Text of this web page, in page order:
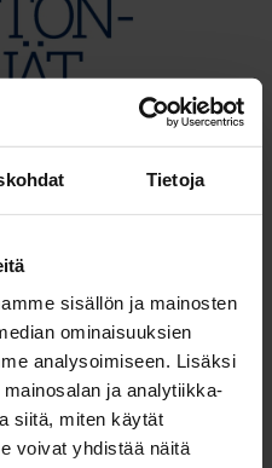
Tietoja
sisällön ja mainosten
ominaisuuksien
analysoimiseen. Lisäksi
ja analytiikka-
siitä, miten käytät
voivat yhdistää näitä